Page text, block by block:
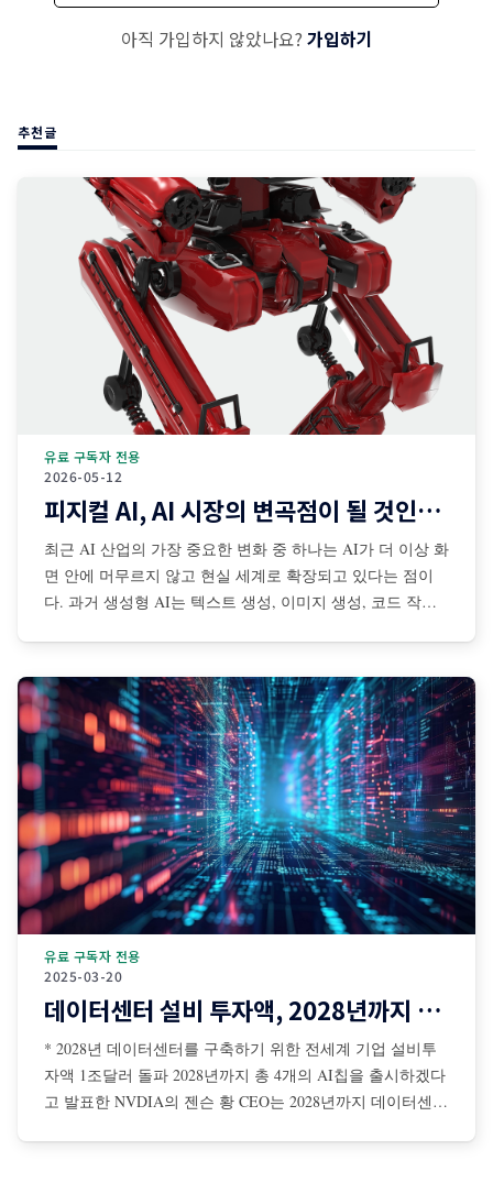
아직 가입하지 않았나요? 가입하기
추천글
2026-05-12
유료 구독자 전용
피지컬 AI, AI 시장의 변곡점이 될 것인가?
최근 AI 산업의 가장 중요한 변화 중 하나는 AI가 더 이상 화
면 안에 머무르지 않고 현실 세계로 확장되고 있다는 점이
다. 과거 생성형 AI는 텍스트 생성, 이미지 생성, 코드 작성,
동로봇 등과 결합되면서 AI가 물리적
2025-03-20
유료 구독자 전용
데이터센터 설비 투자액, 2028년까지 1조달러 돌파
* 2028년 데이터센터를 구축하기 위한 전세계 기업 설비투
자액 1조달러 돌파 2028년까지 총 4개의 AI칩을 출시하겠다
고 발표한 NVDIA의 젠슨 황 CEO는 2028년까지 데이터센터